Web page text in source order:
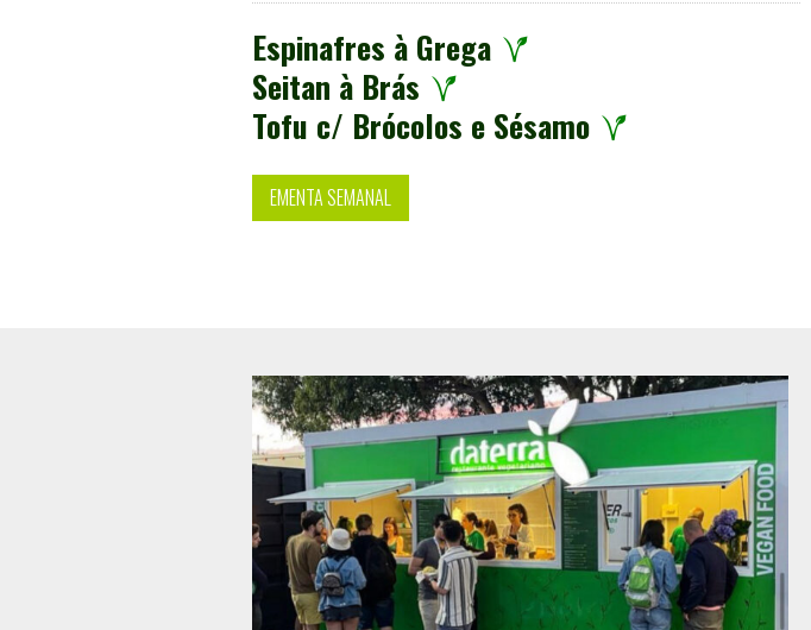
Espinafres à Grega
Seitan à Brás
Tofu c/ Brócolos e Sésamo
EMENTA SEMANAL